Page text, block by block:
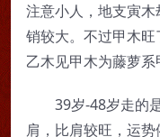
注意小人，地支寅
销较大。不过甲木
乙木见甲木为藤萝系
39岁-48岁走的
肩，比肩较旺，运势